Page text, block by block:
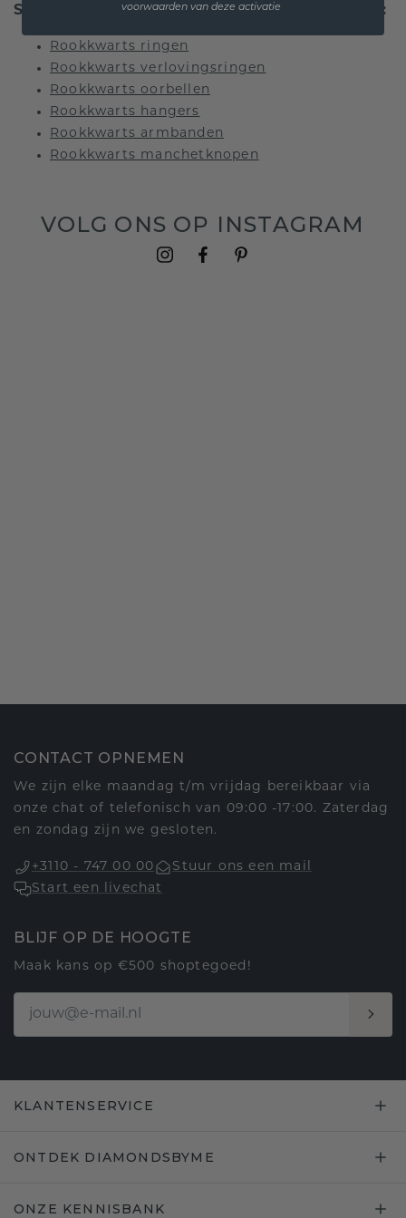
Sieraden met rookkwarts zijn hier te vinden:
Rookkwarts ringen
Rookkwarts verlovingsringen
Rookkwarts oorbellen
Rookkwarts hangers
Rookkwarts armbanden
Rookkwarts manchetknopen
VOLG ONS OP INSTAGRAM
CONTACT OPNEMEN
We zijn elke maandag t/m vrijdag bereikbaar via
onze chat of telefonisch van 09:00 -17:00. Zaterdag
en zondag zijn we gesloten.
+3110 - 747 00 00
Stuur ons een mail
Start een livechat
BLIJF OP DE HOOGTE
Maak kans op €500 shoptegoed!
KLANTENSERVICE
ONTDEK DIAMONDSBYME
ONZE KENNISBANK
voorwaarden van deze activatie